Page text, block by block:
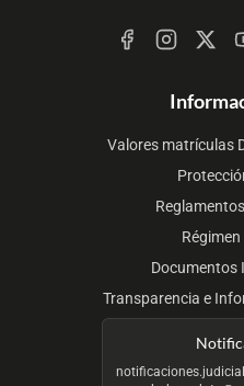
Sociales
Valores matrículas
Documentos
Transparencia e